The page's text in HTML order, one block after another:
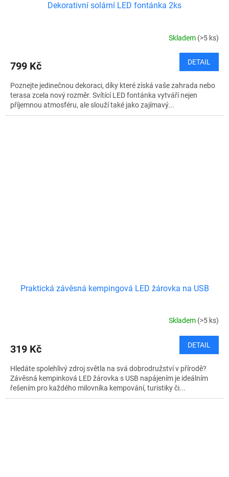
Dekorativní solární LED fontánka 2ks
Skladem (>5 ks)
799 Kč DETAIL
Poznejte jedinečnou dekoraci, díky které získá vaše zahrada nebo
terasa zcela nový rozměr. Svítící LED fontánka vytváří nejen
příjemnou atmosféru, ale slouží také jako zajímavý...
Praktická závěsná kempingová LED žárovka na USB
Skladem (>5 ks)
319 Kč DETAIL
Hledáte spolehlivý zdroj světla na svá dobrodružství v přírodě?
Závěsná kempinková LED žárovka s USB napájením je ideálním
řešením pro každého milovníka kempování, turistiky či...